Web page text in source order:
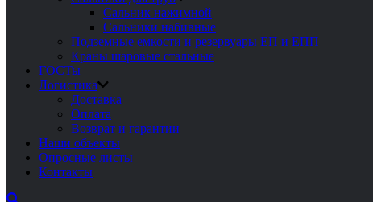
Сальник нажимной
Сальники набивные
Подземные емкости и резервуары ЕП и ЕПП
Краны шаровые стальные
ГОСТы
Логистика
Доставка
Оплата
Возврат и гарантии
Наши объекты
Опросные листы
Контакты